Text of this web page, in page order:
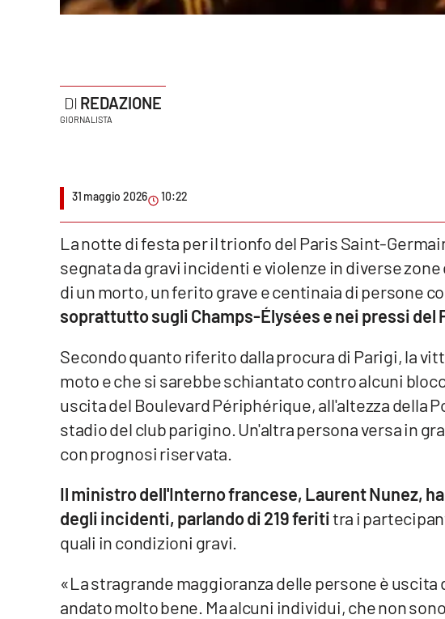
Parchi Marini Calabria
Imprese Di Calabria
Le perfidie di Antonella Grippo
Venti di comunicazione
Streaming
LaC Network
REDAZIONE
GIORNALISTA
31 maggio 2026 10:22
La notte di festa per il trionfo del Paris Saint-
segnata da gravi incidenti e violenze in diverse
di un morto, un ferito grave e centinaia di persone
soprattutto sugli Champs-Élysées e nei pressi del
Secondo quanto riferito dalla procura di Parigi, la
moto e che si sarebbe schiantato contro alcuni
uscita del Boulevard Périphérique, all'altezza della
stadio del club parigino. Un'altra persona versa in
con prognosi riservata.
Il ministro dell'Interno francese, Laurent Nunez,
degli incidenti, parlando di 219 ferititra i
quali in condizioni gravi.
«La stragrande maggioranza delle persone è
andato molto bene. Ma alcuni individui, che non